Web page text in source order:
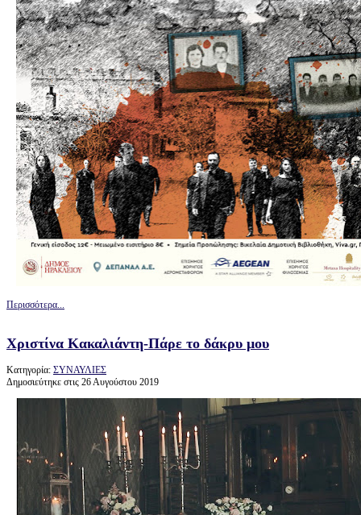
Περισσότερα...
Χριστίνα Κακαλιάντη-Πάρε το δάκρυ μου
Κατηγορία: ΣΥΝΑΥΛΙΕΣ
Δημοσιεύτηκε στις 26 Αυγούστου 2019